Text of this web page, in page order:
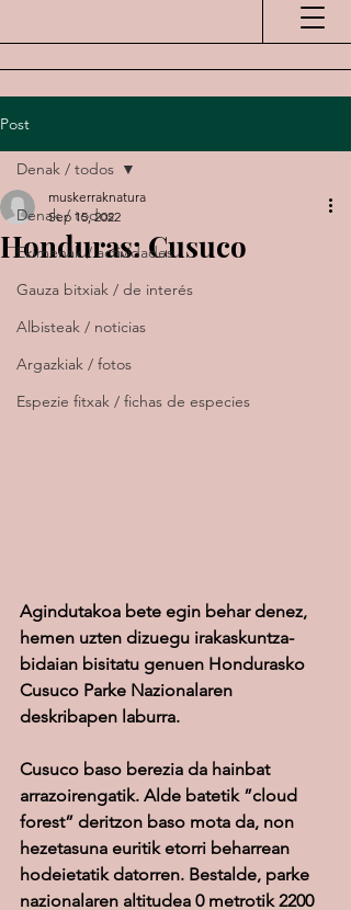
Post
Denak / todos
Ekimenak / actividades
Gauza bitxiak / de interés
Albisteak / noticias
Argazkiak / fotos
Espezie fitxak / fichas de especies
Denak / todos
Honduras: Cusuco
muskerraknatura
Sep 15, 2022
Agindutakoa bete egin behar denez,
hemen uzten dizuegu irakaskuntza-
bidaian bisitatu genuen Hondurasko
Cusuco Parke Nazionalaren
deskribapen laburra.
Cusuco baso berezia da hainbat
arrazoirengatik. Alde batetik ”cloud
forest” deritzon baso mota da, non
hezetasuna euritik etorri beharrean
hodeietatik datorren. Bestalde, parke
nazionalaren altitudea 0 metrotik 2200